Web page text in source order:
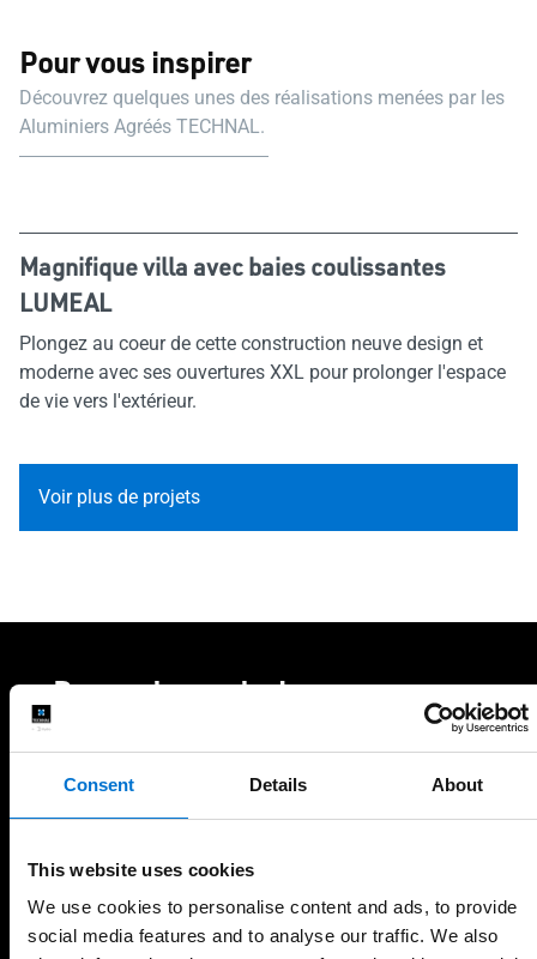
Consent Details About
This website uses cookies
We use cookies to personalise content and ads, to provide
social media features and to analyse our traffic. We also
Pour vous inspirer
Découvrez quelques unes des réalisations menées par les
Aluminiers Agréés TECHNAL.
Magnifique villa avec baies coulissantes
LUMEAL
Plongez au coeur de cette construction neuve design et
moderne avec ses ouvertures XXL pour prolonger l'espace
de vie vers l'extérieur.
Voir plus de projets
Demander un devis
Demander un devis en 2 minutes
Nom